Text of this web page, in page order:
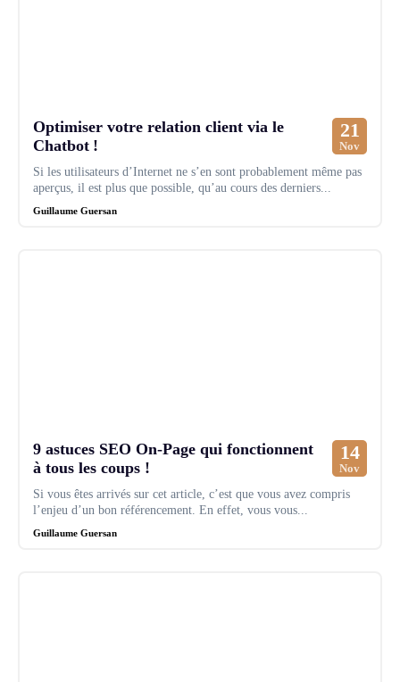
Optimiser votre relation client via le
Chatbot !
21
Nov
Si les utilisateurs d’Internet ne s’en sont probablement même pas
aperçus, il est plus que possible, qu’au cours des derniers...
Guillaume Guersan
9 astuces SEO On-Page qui fonctionnent
à tous les coups !
14
Nov
Si vous êtes arrivés sur cet article, c’est que vous avez compris
l’enjeu d’un bon référencement. En effet, vous vous...
Guillaume Guersan